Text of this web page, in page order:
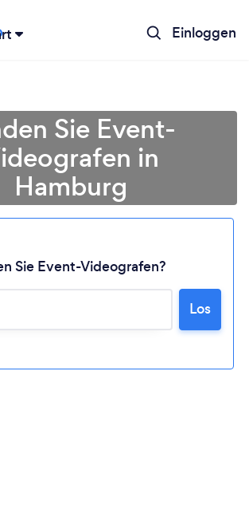
Einloggen
Sie Event-
in
Hamburg
Sie Event-Videografen?
Los